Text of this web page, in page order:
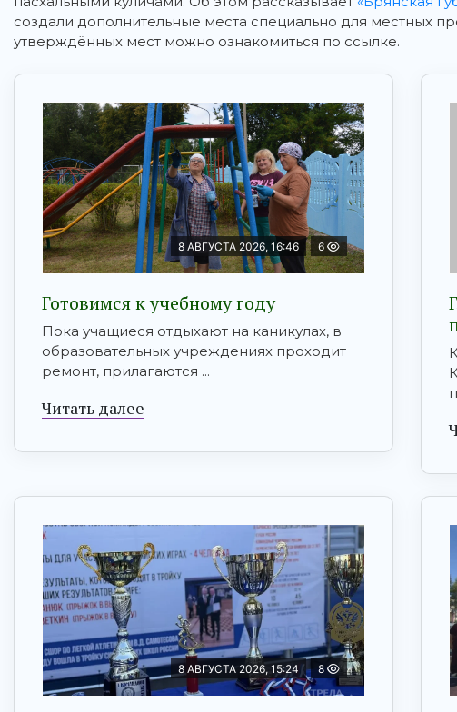
создали дополнительные места специально для местных
утверждённых мест можно ознакомиться по ссылке.
8 АВГУСТА 2026, 16:46 6
Готовимся к учебному году
Пока учащиеся отдыхают на каникулах, в
образовательных учреждениях проходит
ремонт, прилагаются ...
Читать далее
8 АВГУСТА 2026, 15:24 8